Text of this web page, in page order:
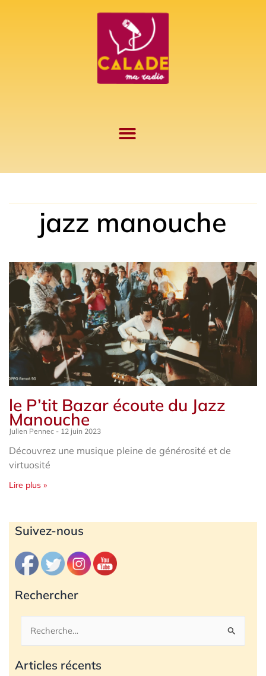
jazz manouche
le P’tit Bazar écoute du Jazz
Manouche
Julien Pennec 12 juin 2023
Découvrez une musique pleine de générosité et de
virtuosité
Lire plus »
Suivez-nous
Rechercher
Rechercher :
Articles récents
Archives